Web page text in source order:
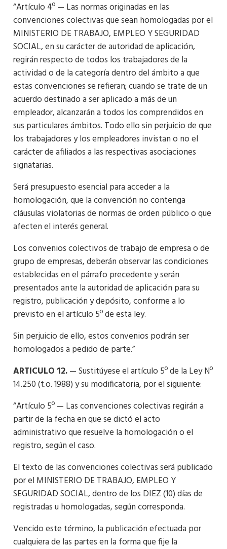
“Artículo 4º — Las normas originadas en las
convenciones colectivas que sean homologadas por el
MINISTERIO DE TRABAJO, EMPLEO Y SEGURIDAD
SOCIAL, en su carácter de autoridad de aplicación,
regirán respecto de todos los trabajadores de la
actividad o de la categoría dentro del ámbito a que
estas convenciones se refieran; cuando se trate de un
acuerdo destinado a ser aplicado a más de un
empleador, alcanzarán a todos los comprendidos en
sus particulares ámbitos. Todo ello sin perjuicio de que
los trabajadores y los empleadores invistan o no el
carácter de afiliados a las respectivas asociaciones
signatarias.
Será presupuesto esencial para acceder a la
homologación, que la convención no contenga
cláusulas violatorias de normas de orden público o que
afecten el interés general.
Los convenios colectivos de trabajo de empresa o de
grupo de empresas, deberán observar las condiciones
establecidas en el párrafo precedente y serán
presentados ante la autoridad de aplicación para su
registro, publicación y depósito, conforme a lo
previsto en el artículo 5º de esta ley.
Sin perjuicio de ello, estos convenios podrán ser
homologados a pedido de parte.”
ARTICULO 12.— Sustitúyese el artículo 5º de la Ley Nº
14.250 (t.o. 1988) y su modificatoria, por el siguiente:
“Artículo 5º — Las convenciones colectivas regirán a
partir de la fecha en que se dictó el acto
administrativo que resuelve la homologación o el
registro, según el caso.
El texto de las convenciones colectivas será publicado
por el MINISTERIO DE TRABAJO, EMPLEO Y
SEGURIDAD SOCIAL, dentro de los DIEZ (10) días de
registradas u homologadas, según corresponda.
Vencido este término, la publicación efectuada por
cualquiera de las partes en la forma que fije la